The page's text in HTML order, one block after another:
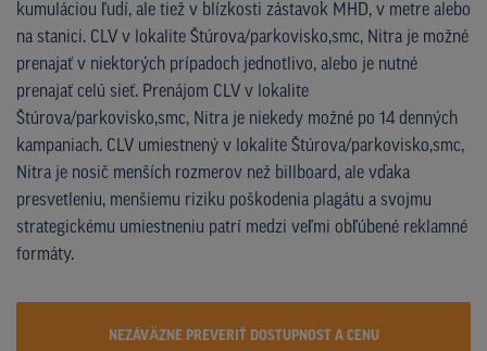
kumuláciou ľudí, ale tiež v blízkosti zástavok MHD, v metre alebo
na stanici. CLV v lokalite Štúrova/parkovisko,smc, Nitra je možné
prenajať v niektorých prípadoch jednotlivo, alebo je nutné
prenajať celú sieť. Prenájom CLV v lokalite
Štúrova/parkovisko,smc, Nitra je niekedy možné po 14 denných
kampaniach. CLV umiestnený v lokalite Štúrova/parkovisko,smc,
Nitra je nosič menších rozmerov než billboard, ale vďaka
presvetleniu, menšiemu riziku poškodenia plagátu a svojmu
strategickému umiestneniu patrí medzi veľmi obľúbené reklamné
formáty.
NEZÁVÄZNE PREVERIŤ DOSTUPNOST A CENU